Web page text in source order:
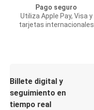
Pago seguro
Utiliza Apple Pay, Visa y
tarjetas internacionales
Billete digital y
seguimiento en
tiempo real